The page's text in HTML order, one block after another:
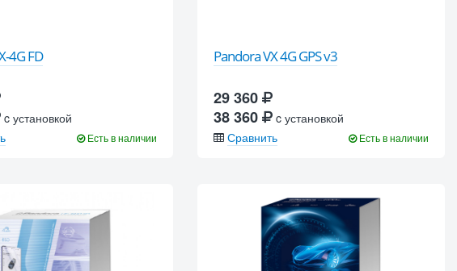
4G FD
c установкой
Есть в наличии
Pandora VX 4G GPS v3
29 360
38 360
c установкой
Сравнить
Есть в наличии